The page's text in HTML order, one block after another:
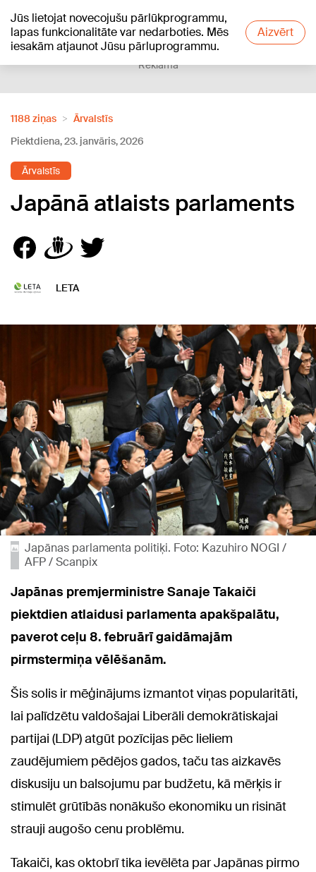
Jūs lietojat novecojušu pārlūkprogrammu,
lapas funkcionalitāte var nedarboties. Mēs
iesakām atjaunot Jūsu pārluprogrammu.
Aizvērt
+17°C
Reklāma
1188 ziņas
Ārvalstīs
Piektdiena, 23. janvāris, 2026
Ārvalstīs
Japānā atlaists parlaments
LETA
Japānas parlamenta politiķi. Foto: Kazuhiro NOGI /
AFP / Scanpix
Japānas premjerministre Sanaje Takaiči
piektdien atlaidusi parlamenta apakšpalātu,
paverot ceļu 8. februārī gaidāmajām
pirmstermiņa vēlēšanām.
Šis solis ir mēģinājums izmantot viņas popularitāti,
lai palīdzētu valdošajai Liberāli demokrātiskajai
partijai (LDP) atgūt pozīcijas pēc lieliem
zaudējumiem pēdējos gados, taču tas aizkavēs
diskusiju un balsojumu par budžetu, kā mērķis ir
stimulēt grūtībās nonākušo ekonomiku un risināt
strauji augošo cenu problēmu.
Takaiči, kas oktobrī tika ievēlēta par Japānas pirmo